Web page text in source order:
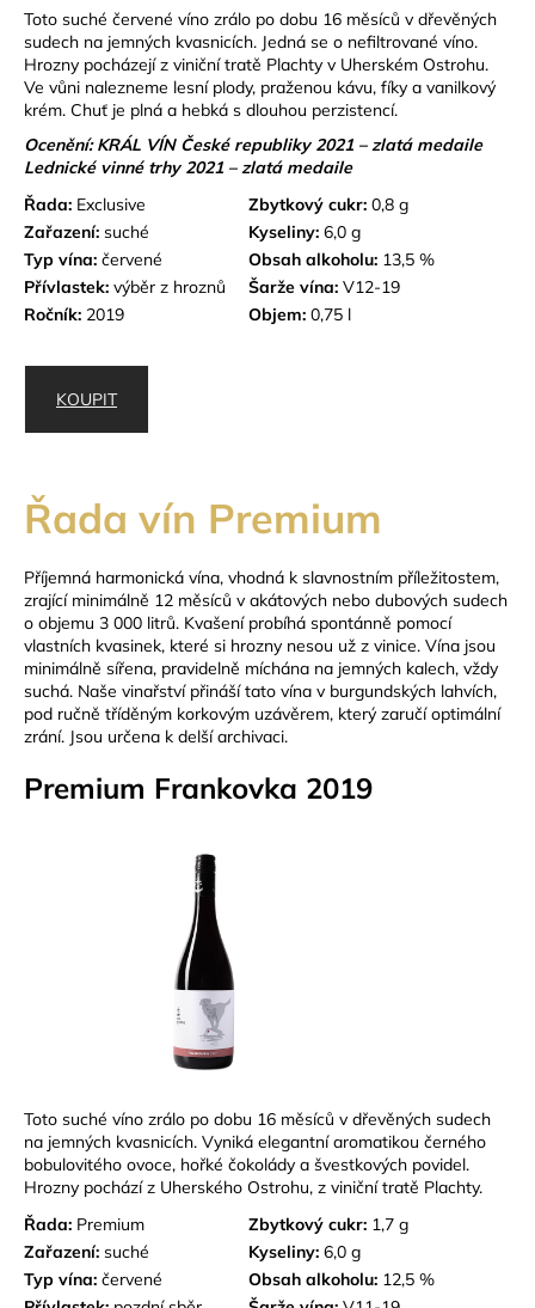
Toto suché červené víno zrálo po dobu 16 měsíců v dřevěných
sudech na jemných kvasnicích. Jedná se o nefiltrované víno.
Hrozny pocházejí z viniční tratě Plachty v Uherském Ostrohu.
Ve vůni nalezneme lesní plody, praženou kávu, fíky a vanilkový
krém. Chuť je plná a hebká s dlouhou perzistencí.
Ocenění: KRÁL VÍN České republiky 2021 – zlatá medaile
Lednické vinné trhy 2021 – zlatá medaile
Řada: Exclusive Zbytkový cukr: 0,8 g
Zařazení: suché Kyseliny: 6,0 g
Typ vína: červené Obsah alkoholu: 13,5 %
Přívlastek: výběr z hroznů Šarže vína: V12-19
Ročník: 2019 Objem: 0,75 l
KOUPIT
Řada vín Premium
Příjemná harmonická vína, vhodná k slavnostním příležitostem,
zrající minimálně 12 měsíců v akátových nebo dubových sudech
o objemu 3 000 litrů. Kvašení probíhá spontánně pomocí
vlastních kvasinek, které si hrozny nesou už z vinice. Vína jsou
minimálně sířena, pravidelně míchána na jemných kalech, vždy
suchá. Naše vinařství přináší tato vína v burgundských lahvích,
pod ručně tříděným korkovým uzávěrem, který zaručí optimální
zrání. Jsou určena k delší archivaci.
Premium Frankovka 2019
Toto suché víno zrálo po dobu 16 měsíců v dřevěných sudech
na jemných kvasnicích. Vyniká elegantní aromatikou černého
bobulovitého ovoce, hořké čokolády a švestkových povidel.
Hrozny pochází z Uherského Ostrohu, z viniční tratě Plachty.
Řada: Premium Zbytkový cukr: 1,7 g
Zařazení: suché Kyseliny: 6,0 g
Typ vína: červené Obsah alkoholu: 12,5 %
e